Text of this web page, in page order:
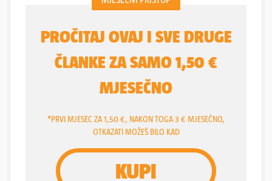
najavljena su velika okupljanja. Od dana Grada
Thompsonova koncerta u Sinju, proslave Dana
veličanstvene pobjede Oluje u Kninu pa do sinjske
Alke i blagdana Velike Gospe.ž